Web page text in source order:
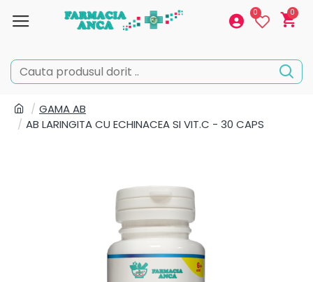
0 0
GAMA AB
AB LARINGITA CU ECHINACEA SI VIT.C - 30 CAPS